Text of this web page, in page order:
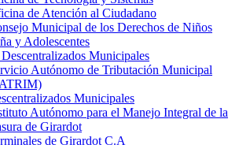
de Atención al Ciudadano
Municipal de los Derechos de Niños
y Adolescentes
Municipales
Autónomo de Tributación Municipal
Municipales
Autónomo para el Manejo Integral de la
de Girardot
de Girardot C.A